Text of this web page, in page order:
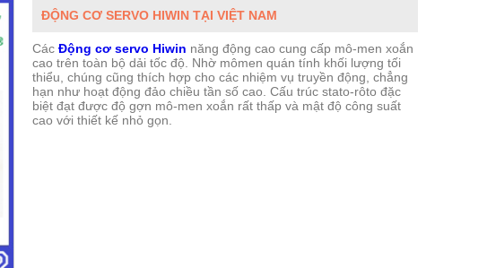
ĐỘNG CƠ SERVO HIWIN TẠI VIỆT NAM
Các Động cơ servo Hiwin năng động cao cung cấp mô-men xoắn
cao trên toàn bộ dải tốc độ. Nhờ mômen quán tính khối lượng tối
thiểu, chúng cũng thích hợp cho các nhiệm vụ truyền động, chẳng
hạn như hoạt động đảo chiều tần số cao. Cấu trúc stato-rôto đặc
biệt đạt được độ gợn mô-men xoắn rất thấp và mật độ công suất
cao với thiết kế nhỏ gọn.